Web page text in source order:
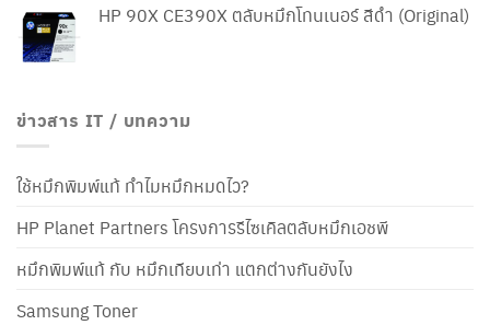
HP 90X CE390X ตลับหมึกโทนเนอร์ สีดำ (Original)
ข่าวสาร IT / บทความ
ใช้หมึกพิมพ์แท้ ทำไมหมึกหมดไว?
HP Planet Partners โครงการรีไซเคิลตลับหมึกเอชพี
หมึกพิมพ์แท้ กับ หมึกเทียบเท่า แตกต่างกันยังไง
Samsung Toner